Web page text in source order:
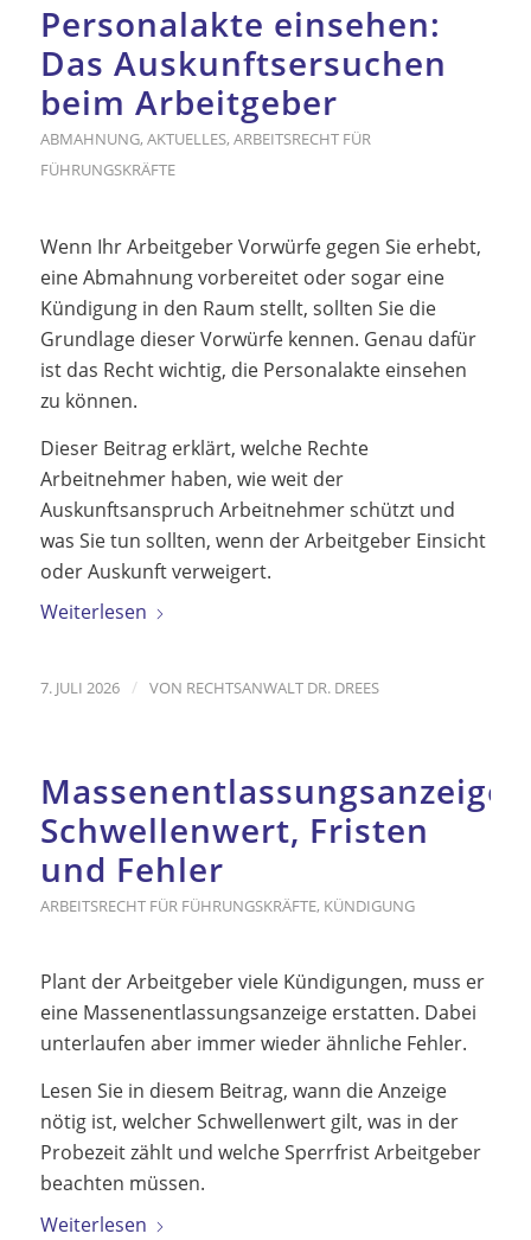
Personalakte einsehen:
Das Auskunftsersuchen
beim Arbeitgeber
ABMAHNUNG, AKTUELLES, ARBEITSRECHT FÜR
FÜHRUNGSKRÄFTE
Wenn Ihr Arbeitgeber Vorwürfe gegen Sie erhebt,
eine Abmahnung vorbereitet oder sogar eine
Kündigung in den Raum stellt, sollten Sie die
Grundlage dieser Vorwürfe kennen. Genau dafür
ist das Recht wichtig, die Personalakte einsehen
zu können.
Dieser Beitrag erklärt, welche Rechte
Arbeitnehmer haben, wie weit der
Auskunftsanspruch Arbeitnehmer schützt und
was Sie tun sollten, wenn der Arbeitgeber Einsicht
oder Auskunft verweigert.
Weiterlesen
7. JULI 2026 / VON RECHTSANWALT DR. DREES
Massenentlassungsanzeige:
Schwellenwert, Fristen
und Fehler
ARBEITSRECHT FÜR FÜHRUNGSKRÄFTE, KÜNDIGUNG
Plant der Arbeitgeber viele Kündigungen, muss er
eine Massenentlassungsanzeige erstatten. Dabei
unterlaufen aber immer wieder ähnliche Fehler.
Lesen Sie in diesem Beitrag, wann die Anzeige
nötig ist, welcher Schwellenwert gilt, was in der
Probezeit zählt und welche Sperrfrist Arbeitgeber
beachten müssen.
Weiterlesen